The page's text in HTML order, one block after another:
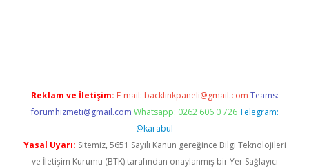
Reklam ve İletişim: E-mail: backlinkpaneli@gmail.com Teams:
forumhizmeti@gmail.com Whatsapp: 0262 606 0 726 Telegram:
@karabul
Yasal Uyarı: Sitemiz, 5651 Sayılı Kanun gereğince Bilgi Teknolojileri
ve İletişim Kurumu (BTK) tarafından onaylanmış bir Yer Sağlayıcı